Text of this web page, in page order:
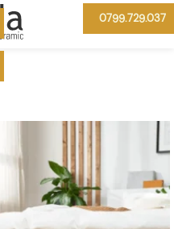
0799.729.037